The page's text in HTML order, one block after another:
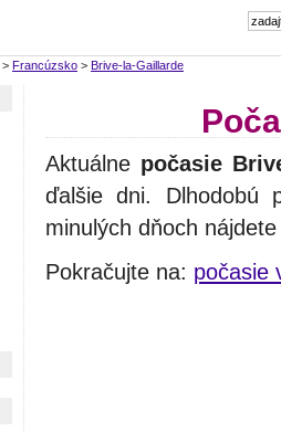
> Francúzsko > Brive-la-Gaillarde
Aktuálne počasie
ďalšie dni. Dlhodobú
minulých dňoch
Pokračujte na: počasie